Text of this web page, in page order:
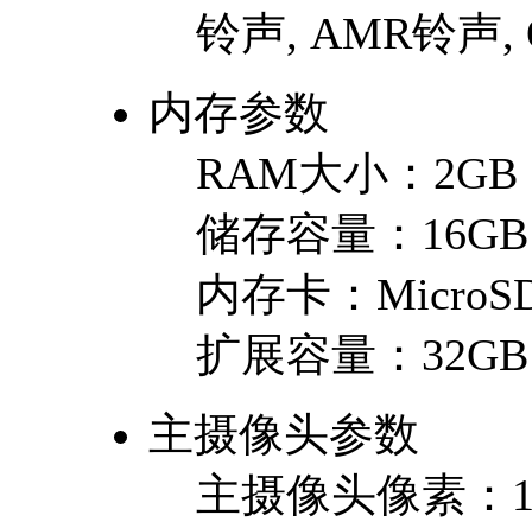
铃声, AMR铃声,
内存参数
RAM大小： 2GB
储存容量： 16GB
内存卡：
扩展容量： 32GB
主摄像头参数
主摄像头像素：